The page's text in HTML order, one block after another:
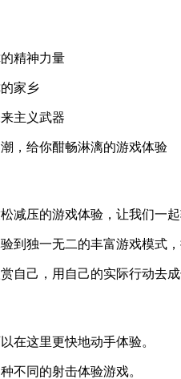
精神力量
家乡
主义武器
，给你酣畅淋漓的游戏体验
减压的游戏体验，让我们一起
到独一无二的丰富游戏模式，
自己，用自己的实际行动去
在这里更快地动手体验。
不同的射击体验游戏。